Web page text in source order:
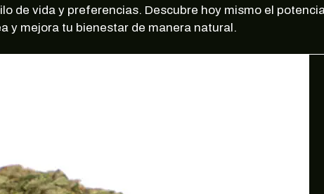
de vida y preferencias. Descubre hoy mismo el
y mejora tu bienestar de manera natural.